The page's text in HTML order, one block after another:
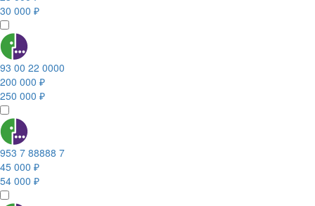
30 000 ₽
93 00 22 0000
200 000 ₽
250 000 ₽
953 7 88888 7
45 000 ₽
54 000 ₽